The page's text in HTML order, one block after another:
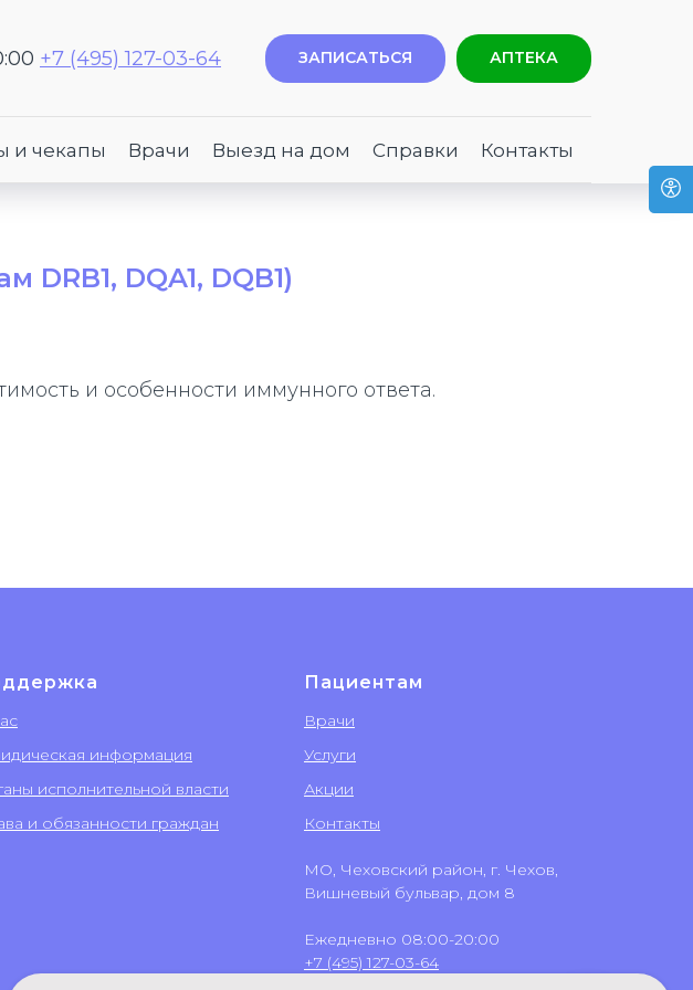
+7 (495) 127-03-64 ЗАПИСАТЬСЯ АПТЕКА
и чекапы Врачи Выезд на дом Справки Контакты
DRB1, DQA1, DQB1)
и особенности иммунного ответа.
информация
исполнительной власти
и обязанности граждан
Пациентам
Врачи
Услуги
Акции
Контакты
МО, Чеховский район, г. Чехов,
Вишневый бульвар, дом 8
Ежедневно 08:00-20:00
+7 (495) 127-03-64